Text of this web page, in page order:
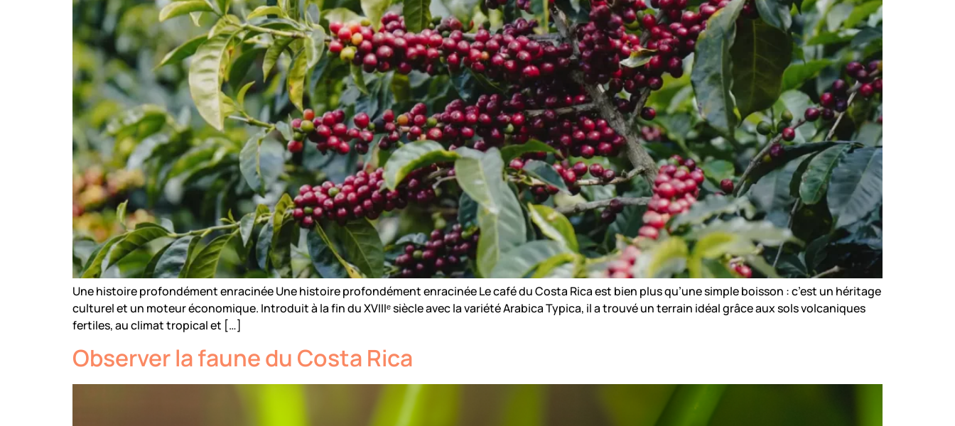
Une histoire profondément enracinée Une histoire profondément enracinée Le café du Costa Rica est bien plus qu’une simple boisson : c’est un héritage
culturel et un moteur économique. Introduit à la fin du XVIIIᵉ siècle avec la variété Arabica Typica, il a trouvé un terrain idéal grâce aux sols volcaniques
fertiles, au climat tropical et […]
Observer la faune du Costa Rica